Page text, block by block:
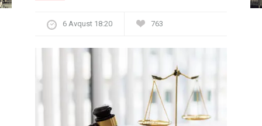
6 Avqust 18:20 763